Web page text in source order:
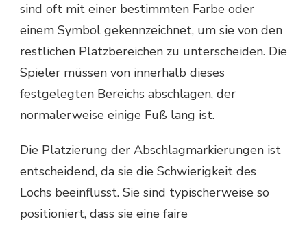
sind oft mit einer bestimmten Farbe oder
einem Symbol gekennzeichnet, um sie von den
restlichen Platzbereichen zu unterscheiden. Die
Spieler müssen von innerhalb dieses
festgelegten Bereichs abschlagen, der
normalerweise einige Fuß lang ist.
Die Platzierung der Abschlagmarkierungen ist
entscheidend, da sie die Schwierigkeit des
Lochs beeinflusst. Sie sind typischerweise so
positioniert, dass sie eine faire